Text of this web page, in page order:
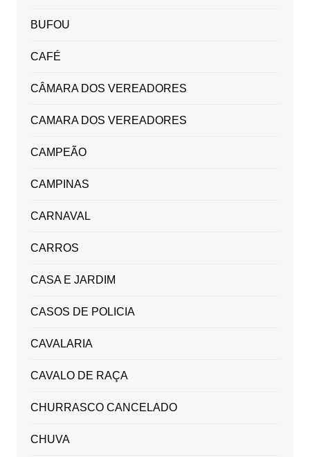
BUFOU
CAFÉ
CÂMARA DOS VEREADORES
CAMARA DOS VEREADORES
CAMPEÃO
CAMPINAS
CARNAVAL
CARROS
CASA E JARDIM
CASOS DE POLICIA
CAVALARIA
CAVALO DE RAÇA
CHURRASCO CANCELADO
CHUVA